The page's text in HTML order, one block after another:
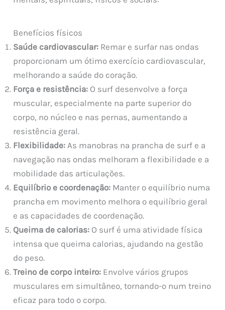
Benefícios físicos
Saúde cardiovascular: Remar e surfar nas ondas
proporcionam um ótimo exercício cardiovascular,
melhorando a saúde do coração.
Força e resistência: O surf desenvolve a força
muscular, especialmente na parte superior do
corpo, no núcleo e nas pernas, aumentando a
resistência geral.
Flexibilidade: As manobras na prancha de surf e a
navegação nas ondas melhoram a flexibilidade e a
mobilidade das articulações.
Equilíbrio e coordenação: Manter o equilíbrio numa
prancha em movimento melhora o equilíbrio geral
e as capacidades de coordenação.
Queima de calorias: O surf é uma atividade física
intensa que queima calorias, ajudando na gestão
do peso.
Treino de corpo inteiro: Envolve vários grupos
musculares em simultâneo, tornando-o num treino
eficaz para todo o corpo.